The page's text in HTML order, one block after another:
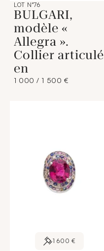
LOT N°76
BULGARI,
modèle «
Allegra ».
Collier articulé
en
1 000 / 1 500 €
1 600 €